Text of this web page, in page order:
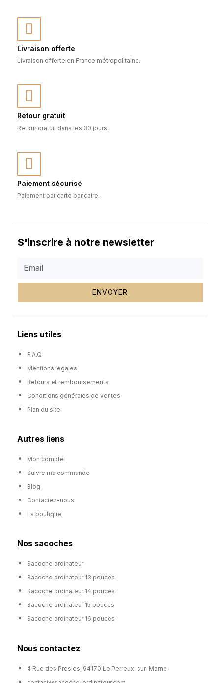
Livraison offerte
Livraison offerte en France métropolitaine.
Retour gratuit
Retour gratuit dans les 30 jours.
Paiement sécurisé
Paiement par carte bancaire.
S'inscrire à notre newsletter
ENVOYER
Liens utiles
F.A.Q
Mentions légales
Retours et remboursements
Conditions générales de ventes
Plan du site
Autres liens
Mon compte
Suivre ma commande
Blog
Contactez-nous
La boutique
Nos sacoches
Sacoche ordinateur
Sacoche ordinateur 13 pouces
Sacoche ordinateur 14 pouces
Sacoche ordinateur 15 pouces
Sacoche ordinateur 16 pouces
Nous contactez
4 Rue des Presles, 94170 Le Perreux-sur-Marne